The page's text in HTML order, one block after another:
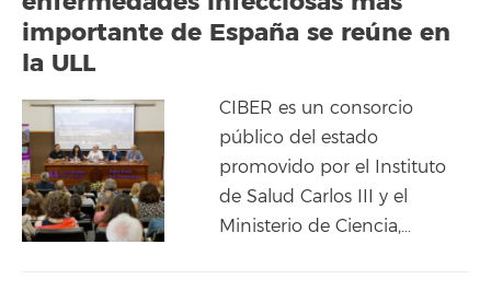
importante de España se reúne en
la ULL
CIBER es un consorcio
público del estado
promovido por el Instituto
de Salud Carlos III y el
Ministerio de Ciencia,…